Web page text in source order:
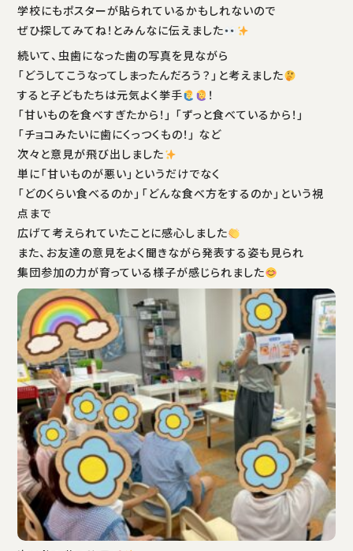
学校にもポスターが貼られているかもしれないので
ぜひ探してみてね！とみんなに伝えました
続いて、虫歯になった歯の写真を見ながら
「どうしてこうなってしまったんだろう？」と考えました
すると子どもたちは元気よく挙手
！
「甘いものを食べすぎたから！」 「ずっと食べているから！」
「チョコみたいに歯にくっつくもの！」 など
次々と意見が飛び出しました
単に「甘いものが悪い」というだけでなく
「どのくらい食べるのか」「どんな食べ方をするのか」という視
点まで
広げて考えられていたことに感心しました
また、お友達の意見をよく聞きながら発表する姿も見られ
集団参加の力が育っている様子が感じられました